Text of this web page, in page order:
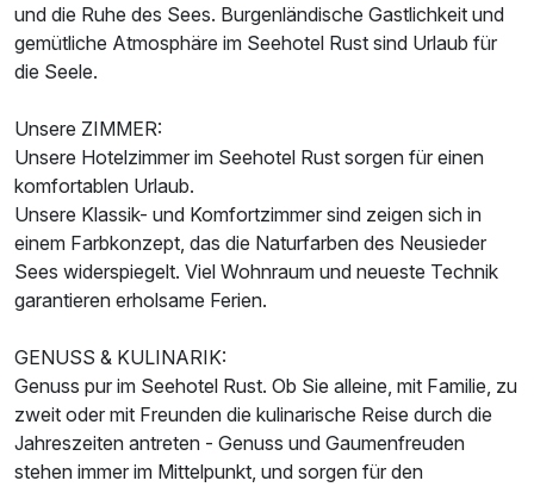
Zusatznächte
Für 3 Tage p.P. ab239,00 €
Einzelzimmer Klassik
1 Erwachsenen
und die Ruhe des Sees. Burgenländische Gastlichkeit und
gemütliche Atmosphäre im Seehotel Rust sind Urlaub für
die Seele.
Unsere ZIMMER:
Unsere Hotelzimmer im Seehotel Rust sorgen für einen
komfortablen Urlaub.
Unsere Klassik- und Komfortzimmer sind zeigen sich in
einem Farbkonzept, das die Naturfarben des Neusieder
Sees widerspiegelt. Viel Wohnraum und neueste Technik
garantieren erholsame Ferien.
GENUSS & KULINARIK:
Genuss pur im Seehotel Rust. Ob Sie alleine, mit Familie, zu
zweit oder mit Freunden die kulinarische Reise durch die
Jahreszeiten antreten - Genuss und Gaumenfreuden
stehen immer im Mittelpunkt, und sorgen für den